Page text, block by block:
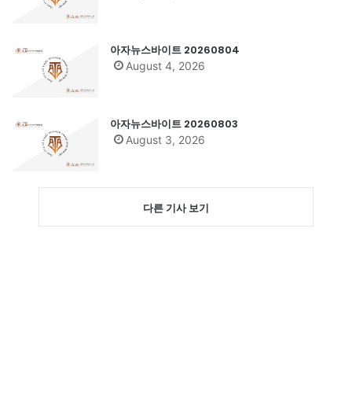
아자뉴스바이트 20260804
August 4, 2026
아자뉴스바이트 20260803
August 3, 2026
다른 기사 보기